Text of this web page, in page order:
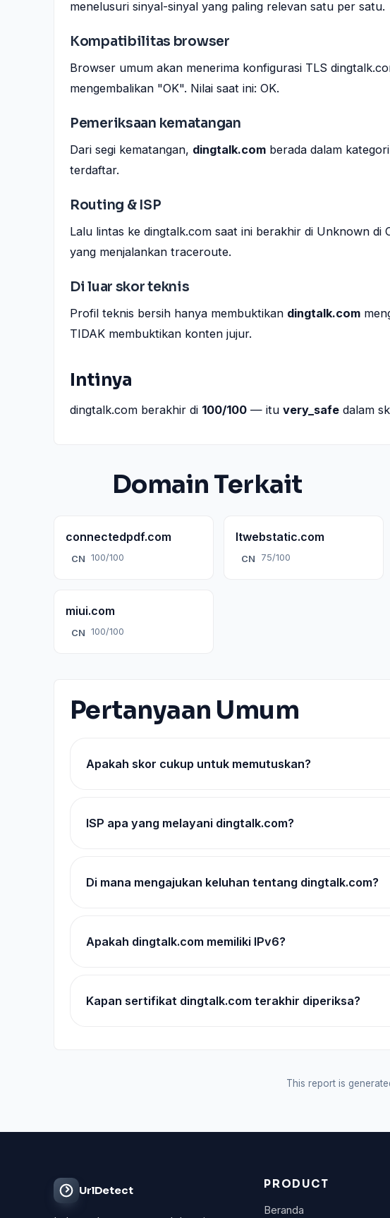
menelusuri sinyal-sinyal yang paling relevan satu per satu.
Kompatibilitas browser
Browser umum akan menerima konfigurasi TLS
mengembalikan "OK". Nilai saat ini: OK.
Pemeriksaan kematangan
Dari segi kematangan, dingtalk.com berada dalam
terdaftar.
Routing & ISP
Lalu lintas ke dingtalk.com saat ini berakhir di Unknown
yang menjalankan traceroute.
Di luar skor teknis
Profil teknis bersih hanya membuktikan dingtalk.com
TIDAK membuktikan konten jujur.
Intinya
dingtalk.com berakhir di 100/100 — itu very_safe dalam
Domain Terkait
connectedpdf.com
CN 100/100
ltwebstatic.com
CN 75/100
miui.com
CN 100/100
Pertanyaan Umum
Apakah skor cukup untuk memutuskan?
ISP apa yang melayani dingtalk.com?
Di mana mengajukan keluhan tentang dingtalk.com?
Apakah dingtalk.com memiliki IPv6?
Kapan sertifikat dingtalk.com terakhir diperiksa?
This report is
UrlDetect PRODUCT
Beranda